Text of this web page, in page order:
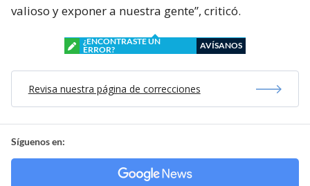
valioso y exponer a nuestra gente”, criticó.
¿ENCONTRASTE UN
ERROR?
AVÍSANOS
Revisa nuestra página de correcciones
Síguenos en: